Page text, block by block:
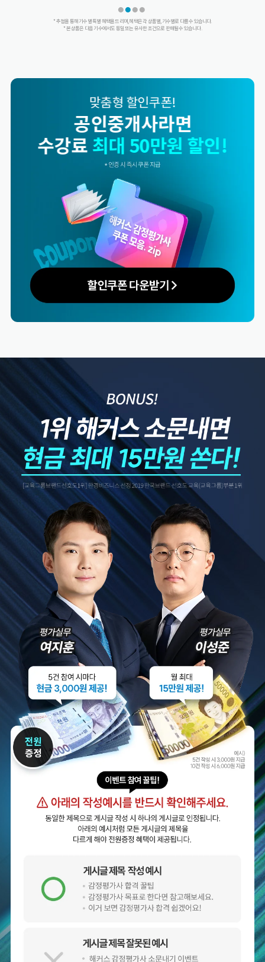
* 추첨을 통해 기수별 특별 혜택을 드리며, 혜택은 각 상품별, 기수별로 다를 수 있습니다.
* 본 상품은 다음 기수에서도 동일 또는 유사한 조건으로 판매될 수 있습니다.
맞춤형 할인쿠폰!
해커스 합격률 소문내면
수강료 최대 50만원 할인!